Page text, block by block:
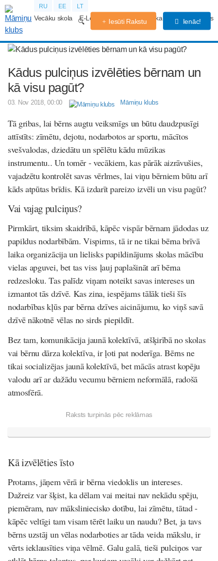
RU EE LT
Vecāku skola E-Lekcijas Grūtniecības kalendārs Forums
Iesūti Rakstu Ienāc!
Kādus pulciņus izvēlēties bērnam un
kā visu pagūt?
03. Nov 2018, 00:00 Māmiņu klubs
Tā gribas, lai bērns augtu veiksmīgs un būtu daudzpusīgi
attīstīts: zīmētu, dejotu, nodarbotos ar sportu, mācītos
svešvalodas, dziedātu un spēlētu kādu mūzikas
instrumentu.. Un tomēr - vecākiem, kas pārāk aizrāvušies,
vajadzētu kontrolēt savas vērlmes, lai viņu bērniem būtu arī
kāds atpūtas brīdis. Kā izdarīt pareizo izvēli un visu pagūt?
Vai vajag pulciņus?
Pirmkārt, tiksim skaidrībā, kāpēc vispār bērnam jādodas uz
papildus nodarbībām. Vispirms, tā ir ne tikai bērna brīvā
laika organizācija un lielisks papildinājums skolas mācību
vielas apguvei, bet tas viss ļauj paplašināt arī bērna
redzesloku. Tas palīdz viņam noteikt savas intereses un
izmantot tās dzīvē. Kas zina, iespējams tālāk tieši šīs
nodarbības kļūs par bērna dzīves aicinājumu, ko viņš savā
dzīvē nākotnē vēlas no sirds piepildīt.
Bez tam, komunikācija jaunā kolektīvā, atšķirībā no skolas
vai bērnu dārza kolektīva, ir ļoti pat noderīga. Bērns ne
tikai socializējas jaunā kolektīvā, bet mācās atrast kopēju
valodu arī ar dažādu vecumu bērniem neformālā, radošā
atmosfērā.
Raksts turpinās pēc reklāmas
Kā izvēlēties īsto
Protams, jāņem vērā ir bērna viedoklis un intereses.
Dažreiz var šķist, ka dēlam vai meitai nav nekādu spēju,
piemēram, nav māksliniecisko dotību, lai zīmētu, tātad -
kāpēc veltīgi tam visam tērēt laiku un naudu? Bet, ja tavs
bērns uzstāj un vēlas nodarboties ar tāda veida mākslu, ir
vērts ieklausīties viņa vēlmē. Galu galā, tieši pulciņos var